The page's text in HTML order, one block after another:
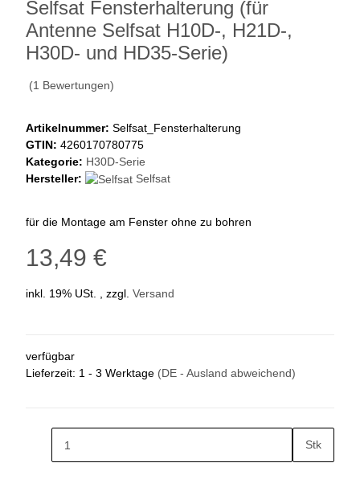
Selfsat Fensterhalterung (für
Antenne Selfsat H10D-, H21D-,
H30D- und HD35-Serie)
(1 Bewertungen)
Artikelnummer: Selfsat_Fensterhalterung
GTIN: 4260170780775
Kategorie: H30D-Serie
Hersteller:
Selfsat
für die Montage am Fenster ohne zu bohren
13,49 €
inkl. 19% USt. , zzgl. Versand
verfügbar
Lieferzeit: 1 - 3 Werktage (DE - Ausland abweichend)
Stk